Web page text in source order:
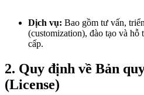
Dịch vụ: Bao gồm tư vấn,
(customization), đào tạo và
cấp.
2. Quy định về Bản
(License)